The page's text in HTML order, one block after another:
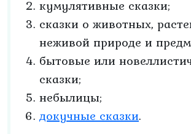
кумулятивные сказки;
сказки о животных,
неживой природе и
бытовые или
сказки;
небылицы;
докучные сказки.